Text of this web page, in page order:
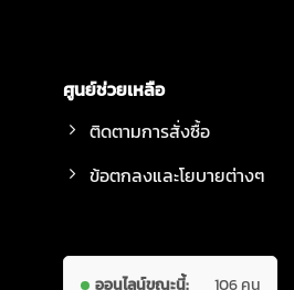
ศูนย์ช่วยเหลือ
ติดตามการสั่งซื้อ
ข้อตกลงและโยบายต่างๆ
ออนไลน์ขณะนี้:
106 คน